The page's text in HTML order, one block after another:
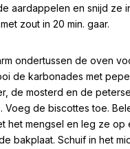
aardappelen en snijd ze
zout in 20 min. gaar.
ondertussen de oven
de karbonades met
de mosterd en de
Voeg de biscottes toe.
het mengsel en leg ze op
bakplaat. Schuif in het